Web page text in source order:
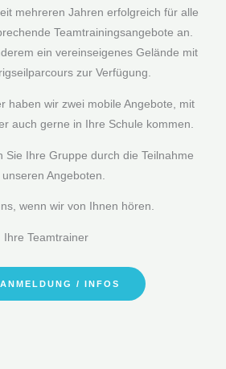
mehreren Jahren erfolgreich für alle
Teamtrainingsangebote an.
ein vereinseigenes Gelände mit
zur Verfügung.
haben wir zwei mobile Angebote, mit
auch gerne in Ihre Schule kommen.
Sie Ihre Gruppe durch die Teilnahme
Angeboten.
wenn wir von Ihnen hören.
Ihre Teamtrainer
/ INFOS